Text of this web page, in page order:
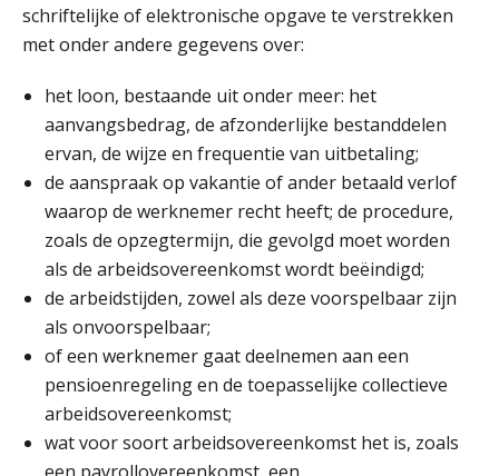
schriftelijke of elektronische opgave te verstrekken
met onder andere gegevens over:
het loon, bestaande uit onder meer: het
aanvangsbedrag, de afzonderlijke bestanddelen
ervan, de wijze en frequentie van uitbetaling;
de aanspraak op vakantie of ander betaald verlof
waarop de werknemer recht heeft; de procedure,
zoals de opzegtermijn, die gevolgd moet worden
als de arbeidsovereenkomst wordt beëindigd;
de arbeidstijden, zowel als deze voorspelbaar zijn
als onvoorspelbaar;
of een werknemer gaat deelnemen aan een
pensioenregeling en de toepasselijke collectieve
arbeidsovereenkomst;
wat voor soort arbeidsovereenkomst het is, zoals
24
AUG
Summercourse Update loonheffingen en arbeidsrecht
MOCuitgevers
25
AUG
Summercourse: Kiezen en loslaten & een mindset die kansen ziet en vertrouwen geeft
MOCuitgevers
25
AUG
Summercourse: Een mindset die kansen ziet en vertrouwen geeft
MOCuitgevers
25
AUG
Summercourse: Kiezen wat bij je past, loslaten wat je niet verder helpt
MOCuitgevers
25
AUG
Summercourse Werkkostenregeling
MOCuitgevers